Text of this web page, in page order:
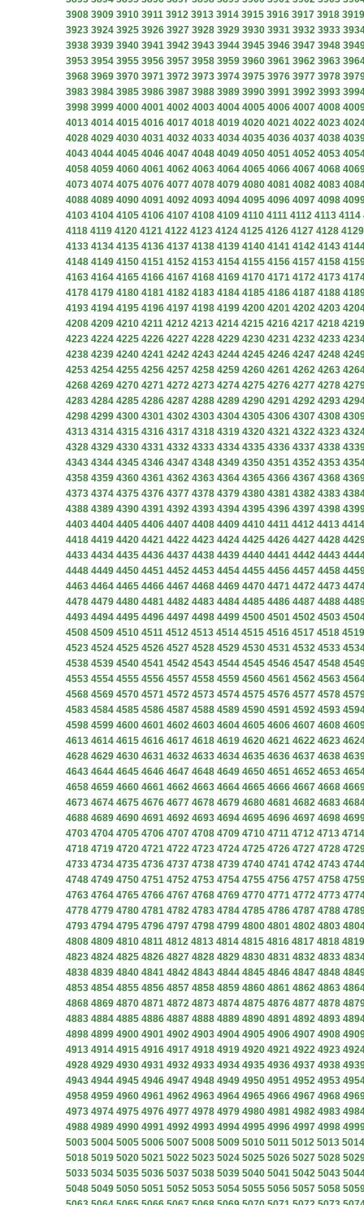
3908 3909 3910 3911 3912 3913 3914 3915 3916 3917 3918 3919
3923 3924 3925 3926 3927 3928 3929 3930 3931 3932 3933
3938 3939 3940 3941 3942 3943 3944 3945 3946 3947 3948
3953 3954 3955 3956 3957 3958 3959 3960 3961 3962 3963
3968 3969 3970 3971 3972 3973 3974 3975 3976 3977 3978
3983 3984 3985 3986 3987 3988 3989 3990 3991 3992 3993
3998 3999 4000 4001 4002 4003 4004 4005 4006 4007 4008
4013 4014 4015 4016 4017 4018 4019 4020 4021 4022 4023
4028 4029 4030 4031 4032 4033 4034 4035 4036 4037 4038
4043 4044 4045 4046 4047 4048 4049 4050 4051 4052 4053
4058 4059 4060 4061 4062 4063 4064 4065 4066 4067 4068
4073 4074 4075 4076 4077 4078 4079 4080 4081 4082 4083
4088 4089 4090 4091 4092 4093 4094 4095 4096 4097 4098
4103 4104 4105 4106 4107 4108 4109 4110 4111 4112 4113 4114
4118 4119 4120 4121 4122 4123 4124 4125 4126 4127 4128 4129
4133 4134 4135 4136 4137 4138 4139 4140 4141 4142 4143
4148 4149 4150 4151 4152 4153 4154 4155 4156 4157 4158
4163 4164 4165 4166 4167 4168 4169 4170 4171 4172 4173
4178 4179 4180 4181 4182 4183 4184 4185 4186 4187 4188
4193 4194 4195 4196 4197 4198 4199 4200 4201 4202 4203
4208 4209 4210 4211 4212 4213 4214 4215 4216 4217 4218 4219
4223 4224 4225 4226 4227 4228 4229 4230 4231 4232 4233
4238 4239 4240 4241 4242 4243 4244 4245 4246 4247 4248
4253 4254 4255 4256 4257 4258 4259 4260 4261 4262 4263
4268 4269 4270 4271 4272 4273 4274 4275 4276 4277 4278
4283 4284 4285 4286 4287 4288 4289 4290 4291 4292 4293
4298 4299 4300 4301 4302 4303 4304 4305 4306 4307 4308
4313 4314 4315 4316 4317 4318 4319 4320 4321 4322 4323
4328 4329 4330 4331 4332 4333 4334 4335 4336 4337 4338
4343 4344 4345 4346 4347 4348 4349 4350 4351 4352 4353
4358 4359 4360 4361 4362 4363 4364 4365 4366 4367 4368
4373 4374 4375 4376 4377 4378 4379 4380 4381 4382 4383
4388 4389 4390 4391 4392 4393 4394 4395 4396 4397 4398
4403 4404 4405 4406 4407 4408 4409 4410 4411 4412 4413 4414
4418 4419 4420 4421 4422 4423 4424 4425 4426 4427 4428
4433 4434 4435 4436 4437 4438 4439 4440 4441 4442 4443
4448 4449 4450 4451 4452 4453 4454 4455 4456 4457 4458
4463 4464 4465 4466 4467 4468 4469 4470 4471 4472 4473
4478 4479 4480 4481 4482 4483 4484 4485 4486 4487 4488
4493 4494 4495 4496 4497 4498 4499 4500 4501 4502 4503
4508 4509 4510 4511 4512 4513 4514 4515 4516 4517 4518 4519
4523 4524 4525 4526 4527 4528 4529 4530 4531 4532 4533
4538 4539 4540 4541 4542 4543 4544 4545 4546 4547 4548
4553 4554 4555 4556 4557 4558 4559 4560 4561 4562 4563
4568 4569 4570 4571 4572 4573 4574 4575 4576 4577 4578
4583 4584 4585 4586 4587 4588 4589 4590 4591 4592 4593
4598 4599 4600 4601 4602 4603 4604 4605 4606 4607 4608
4613 4614 4615 4616 4617 4618 4619 4620 4621 4622 4623
4628 4629 4630 4631 4632 4633 4634 4635 4636 4637 4638
4643 4644 4645 4646 4647 4648 4649 4650 4651 4652 4653
4658 4659 4660 4661 4662 4663 4664 4665 4666 4667 4668
4673 4674 4675 4676 4677 4678 4679 4680 4681 4682 4683
4688 4689 4690 4691 4692 4693 4694 4695 4696 4697 4698
4703 4704 4705 4706 4707 4708 4709 4710 4711 4712 4713 4714
4718 4719 4720 4721 4722 4723 4724 4725 4726 4727 4728
4733 4734 4735 4736 4737 4738 4739 4740 4741 4742 4743
4748 4749 4750 4751 4752 4753 4754 4755 4756 4757 4758
4763 4764 4765 4766 4767 4768 4769 4770 4771 4772 4773
4778 4779 4780 4781 4782 4783 4784 4785 4786 4787 4788
4793 4794 4795 4796 4797 4798 4799 4800 4801 4802 4803
4808 4809 4810 4811 4812 4813 4814 4815 4816 4817 4818 4819
4823 4824 4825 4826 4827 4828 4829 4830 4831 4832 4833
4838 4839 4840 4841 4842 4843 4844 4845 4846 4847 4848
4853 4854 4855 4856 4857 4858 4859 4860 4861 4862 4863
4868 4869 4870 4871 4872 4873 4874 4875 4876 4877 4878
4883 4884 4885 4886 4887 4888 4889 4890 4891 4892 4893
4898 4899 4900 4901 4902 4903 4904 4905 4906 4907 4908
4913 4914 4915 4916 4917 4918 4919 4920 4921 4922 4923
4928 4929 4930 4931 4932 4933 4934 4935 4936 4937 4938
4943 4944 4945 4946 4947 4948 4949 4950 4951 4952 4953
4958 4959 4960 4961 4962 4963 4964 4965 4966 4967 4968
4973 4974 4975 4976 4977 4978 4979 4980 4981 4982 4983
4988 4989 4990 4991 4992 4993 4994 4995 4996 4997 4998
5003 5004 5005 5006 5007 5008 5009 5010 5011 5012 5013 5014
5018 5019 5020 5021 5022 5023 5024 5025 5026 5027 5028
5033 5034 5035 5036 5037 5038 5039 5040 5041 5042 5043
5048 5049 5050 5051 5052 5053 5054 5055 5056 5057 5058